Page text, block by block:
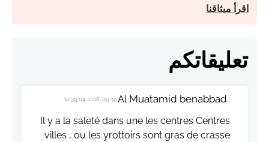
اقرأ ميثاقنا
تعليقاتكم
Al Muatamid benabbad
2018-09-01 12:39:04
Il y a la saleté dans une les centres Centres
villes , ou les yrottoirs sont gras de crasse